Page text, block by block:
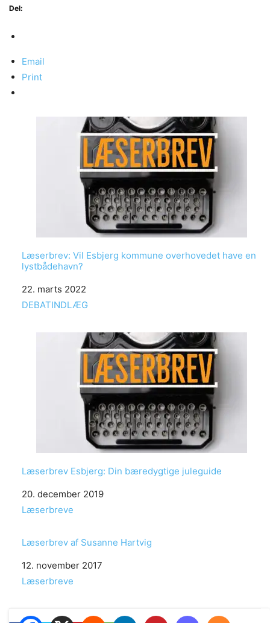
Del:
Email
Print
Læserbrev: Vil Esbjerg kommune overhovedet have en
lystbådehavn?
Date
22. marts 2022
In relation to
DEBATINDLÆG
Læserbrev Esbjerg: Din bæredygtige juleguide
Date
20. december 2019
In relation to
Læserbreve
Læserbrev af Susanne Hartvig
Date
12. november 2017
In relation to
Læserbreve